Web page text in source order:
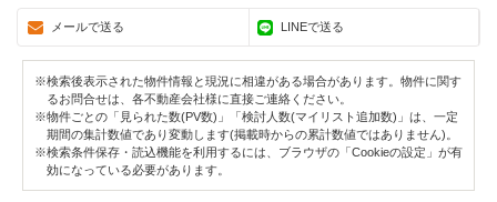
メールで送る LINEで送る
※検索後表示された物件情報と現況に相違がある場合があります。物件に関す
るお問合せは、各不動産会社様に直接ご連絡ください。
※物件ごとの「見られた数(PV数)」「検討人数(マイリスト追加数)」は、一定
期間の集計数値であり変動します(掲載時からの累計数値ではありません)。
※検索条件保存・読込機能を利用するには、ブラウザの「Cookieの設定」が有
効になっている必要があります。